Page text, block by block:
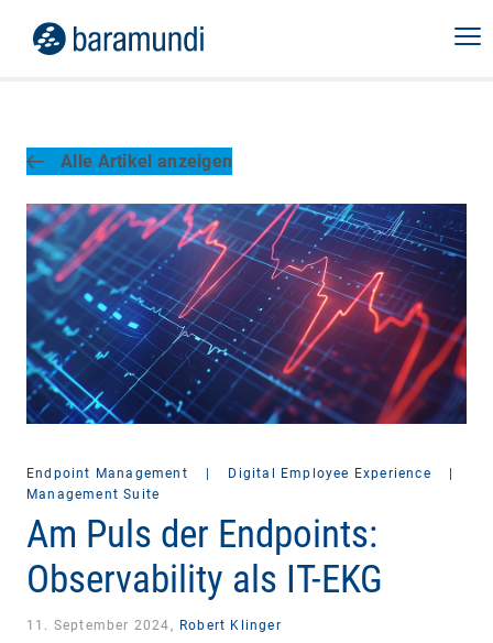
Alle Artikel anzeigen
Endpoint Management | Digital Employee Experience
|
Management Suite
Am Puls der Endpoints:
Observability als IT-EKG
11. September 2024, Robert Klinger